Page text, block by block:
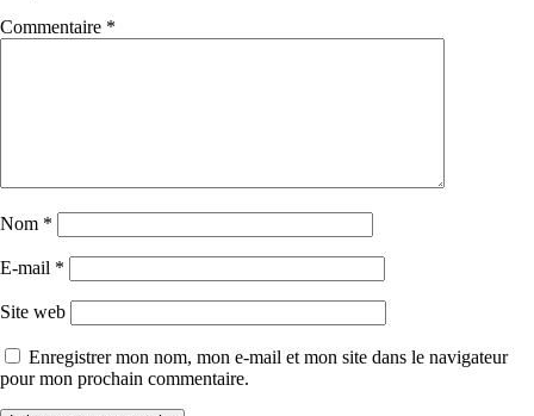
Commentaire *
Nom *
E-mail *
Site web
Enregistrer mon nom, mon e-mail et mon site dans le navigateur
pour mon prochain commentaire.